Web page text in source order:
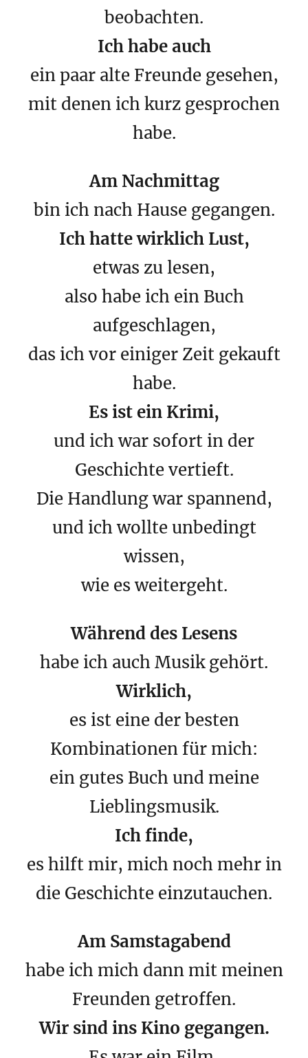
beobachten.
Ich habe auch
ein paar alte Freunde gesehen,
mit denen ich kurz gesprochen
habe.
Am Nachmittag
bin ich nach Hause gegangen.
Ich hatte wirklich Lust,
etwas zu lesen,
also habe ich ein Buch
aufgeschlagen,
das ich vor einiger Zeit gekauft
habe.
Es ist ein Krimi,
und ich war sofort in der
Geschichte vertieft.
Die Handlung war spannend,
und ich wollte unbedingt
wissen,
wie es weitergeht.
Während des Lesens
habe ich auch Musik gehört.
Wirklich,
es ist eine der besten
Kombinationen für mich:
ein gutes Buch und meine
Lieblingsmusik.
Ich finde,
es hilft mir, mich noch mehr in
die Geschichte einzutauchen.
Am Samstagabend
habe ich mich dann mit meinen
Freunden getroffen.
Wir sind ins Kino gegangen.